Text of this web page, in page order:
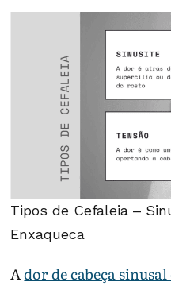
Tipos de Cefaleia –
Enxaqueca
Ador de cabeça